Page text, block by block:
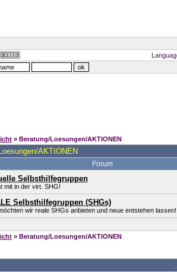
» Beratung/Loesungen/AKTIONEN
AKTIONEN
Forum
Selbsthilfegruppen
mit in der virt. SHG!
Selbsthilfegruppen (SHGs)
wir reale SHGs anbieten und neue entstehen lassen!
» Beratung/Loesungen/AKTIONEN